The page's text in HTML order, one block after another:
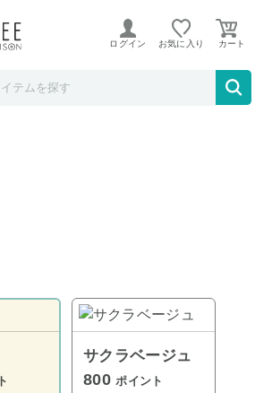
ております。
ログイン お気に入り
ク エラストマー 丸い 抗菌 まな
サクラベージュ
800ポイント